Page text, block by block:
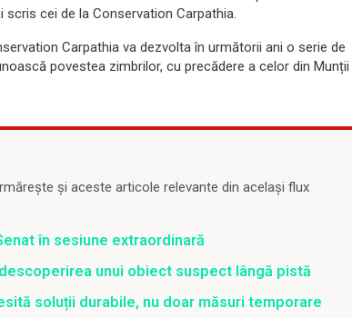
scris cei de la Conservation Carpathia.
Carpathia va dezvolta în următorii ani o serie de
povestea zimbrilor, cu precădere a celor din Munții
și aceste articole relevante din același flux
în sesiune extraordinară
unui obiect suspect lângă pistă
soluții durabile, nu doar măsuri temporare